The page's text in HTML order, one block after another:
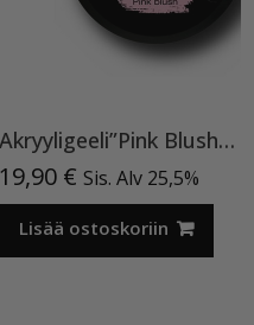
Akryyligeeli”Pink Blush”15ml
19,90 € Sis. Alv 25,5%
Lisää ostoskoriin